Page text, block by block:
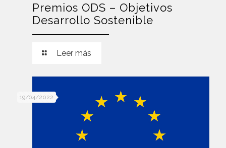
Premios ODS – Objetivos
Desarrollo Sostenible
Leer más
19/04/2022